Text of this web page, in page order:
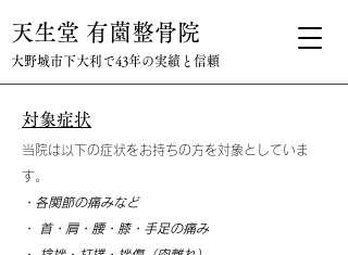
天生堂 有薗整骨院
大野城市下大利で43年の実績と信頼
​対象症状
当院は以下の症状をお持ちの方を対象としていま
す。
・各関節の痛みなど
・ 首・肩・腰・膝・手足の痛み